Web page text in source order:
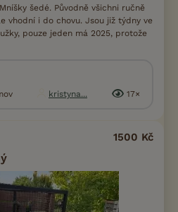
šedé. Původně všichni ručně
vhodní i do chovu. Jsou již týdny ve
pouze jeden má 2025, protože
kristyna... 17×
1500 Kč